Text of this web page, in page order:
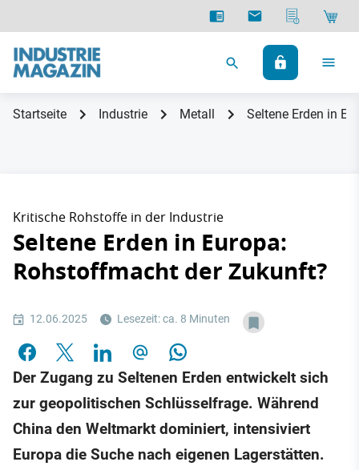
Startseite Industrie Metall Seltene Erden in
Kritische Rohstoffe in der Industrie
Seltene Erden in Europa:
Rohstoffmacht der Zukunft?
12.06.2025 Lesezeit: ca. 8 Minuten
Der Zugang zu Seltenen Erden entwickelt sich
zur geopolitischen Schlüsselfrage. Während
China den Weltmarkt dominiert, intensiviert
Europa die Suche nach eigenen Lagerstätten.